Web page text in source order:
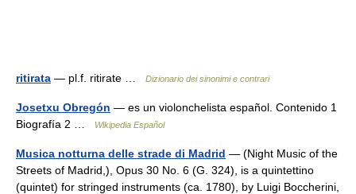
ritirata — pl.f. ritirate … Dizionario dei sinonimi e contrari
Josetxu Obregón — es un violonchelista español. Contenido 1
Biografía 2 …
Wikipedia Español
Musica notturna delle strade di Madrid — (Night Music of the
Streets of Madrid,), Opus 30 No. 6 (G. 324), is a quintettino
(quintet) for stringed instruments (ca. 1780), by Luigi Boccherini,